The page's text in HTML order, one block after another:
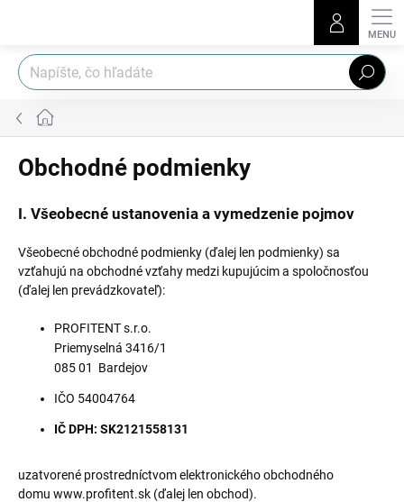
Hľadať
Domov
Obchodné podmienky
I. Všeobecné ustanovenia a vymedzenie pojmov
Všeobecné obchodné podmienky (ďalej len podmienky) sa
vzťahujú na obchodné vzťahy medzi kupujúcim a spoločnosťou
(ďalej len prevádzkovateľ):
PROFITENT s.r.o.
Priemyselná 3416/1
085 01 Bardejov
IČO 54004764
IČ DPH: SK2121558131
uzatvorené prostredníctvom elektronického obchodného
domu www.profitent.sk (ďalej len obchod).